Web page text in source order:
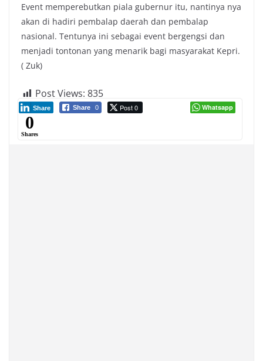
Event memperebutkan piala gubernur itu, nantinya nya
akan di hadiri pembalap daerah dan pembalap
nasional. Tentunya ini sebagai event bergengsi dan
menjadi tontonan yang menarik bagi masyarakat Kepri.
( Zuk)
Post Views: 835
Share 0 Post 0
Share Whatsapp
0
Shares